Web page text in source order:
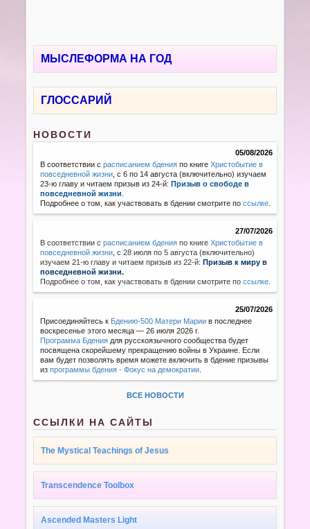
МЫСЛЕФОРМА НА ГОД
ГЛОССАРИЙ
НОВОСТИ
05/08/2026
В соответствии срасписанием бдения по книгеХристобытие в
повседневной жизни , с 6 по 14 августа (включительно) изучаем
23-ю главу и читаем призыв из 24-й:Призыв о свободе в
повседневной жизни
Подробнее о том, как участвовать в бдении смотрите поссылке
27/07/2026
В соответствии с расписанием бдения по книгеХристобытие в
повседневной жизни с 28 июля по 5 августа (включительно)
изучаем 21-ю главу и читаем призыв из 22-й:Призыв к миру в
повседневной жизни.
Подробнее о том, как участвовать в бдении смотрите поссылке
25/07/2026
Присоединяйтесь к Бдению-500 Матери Марии в последнее
воскресенье этого месяца — 26 июля 2026 г.
Программа Бдения для русскоязычного сообщества будет
посвящена скорейшему прекращению войны в Украине. Если
вам будет позволять время можете включить в бдение призывы
изпрограммы бдения - Фокус на демократии
ВСЕ НОВОСТИ
ССЫЛКИ НА САЙТЫ
The Mystical Teachings of Jesus
Transcendence Toolbox
Ascended Masters Light